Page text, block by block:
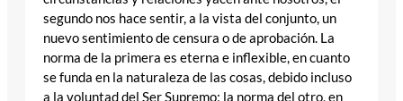
segundo nos hace sentir, a la vista del conjunto, un
nuevo sentimiento de censura o de aprobación. La
norma de la primera es eterna e inflexible, en cuanto
se funda en la naturaleza de las cosas, debido incluso
a la voluntad del Ser Supremo; la norma del otro, en